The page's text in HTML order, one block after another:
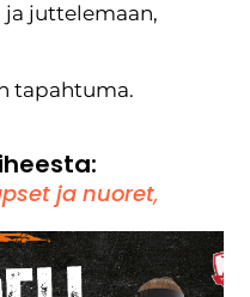
ja juttelemaan,
tapahtuma.
ja nuoret,